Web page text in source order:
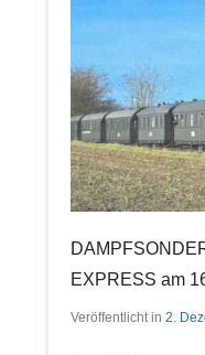
EXPRESS am
Veröffentlicht in 2.